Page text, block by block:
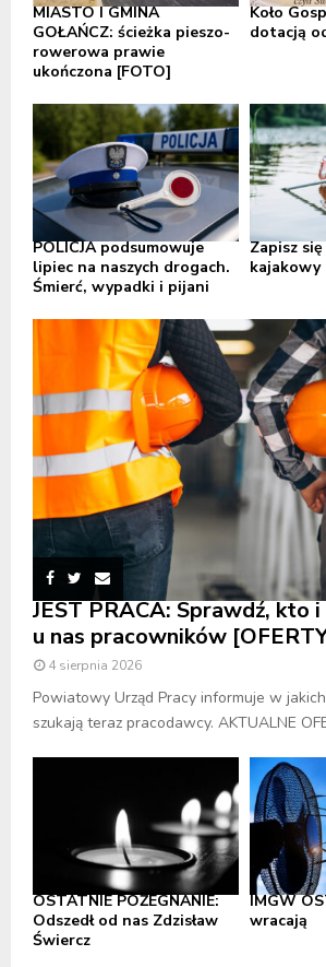
MIASTO I GMINA
GOŁAŃCZ: ścieżka pieszo-
rowerowa prawie
ukończona [FOTO]
Koło
dotacją
POLICJA podsumowuje
lipiec na naszych drogach.
Śmierć, wypadki i pijani
Zapisz się
kajakowy
JEST PRACA: Sprawdź, kto
u nas pracowników
4 sierpnia 2026
Powiatowy Urząd Pracy informuje w
szukają teraz pracodawcy. AKTUALNE
OSTATNIE POŻEGNANIE:
Odszedł od nas Zdzisław
Świercz
IMGW
wracają